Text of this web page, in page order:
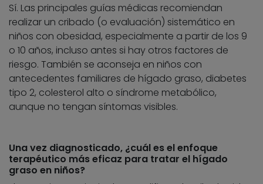
Sí. Las principales guías médicas recomiendan
realizar un cribado (o evaluación) sistemático en
niños con obesidad, especialmente a partir de los 9
o 10 años, incluso antes si hay otros factores de
riesgo. También se aconseja en niños con
antecedentes familiares de hígado graso, diabetes
tipo 2, colesterol alto o síndrome metabólico,
aunque no tengan síntomas visibles.
Una vez diagnosticado, ¿cuál es el enfoque
terapéutico más eficaz para tratar el hígado
graso en niños?